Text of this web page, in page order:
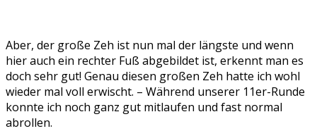
Aber, der große Zeh ist nun mal der längste und wenn
hier auch ein rechter Fuß abgebildet ist, erkennt man es
doch sehr gut! Genau diesen großen Zeh hatte ich wohl
wieder mal voll erwischt. – Während unserer 11er-Runde
konnte ich noch ganz gut mitlaufen und fast normal
abrollen.